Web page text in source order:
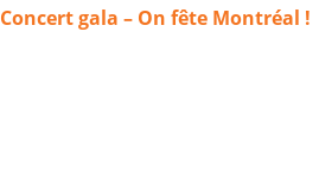
Concert gala – On fête Montréal !